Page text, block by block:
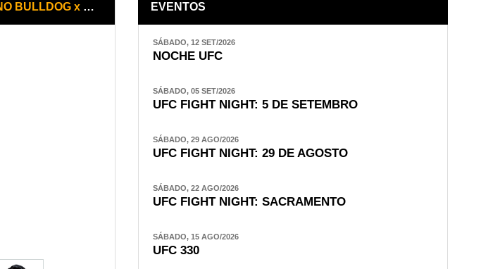
x HYUN SUNG PARK EVENTOS
SÁBADO, 12 SET/2026
NOCHE UFC
SÁBADO, 05 SET/2026
UFC FIGHT NIGHT: 5 DE SETEMBRO
SÁBADO, 29 AGO/2026
UFC FIGHT NIGHT: 29 DE AGOSTO
SÁBADO, 22 AGO/2026
UFC FIGHT NIGHT: SACRAMENTO
SÁBADO, 15 AGO/2026
UFC 330